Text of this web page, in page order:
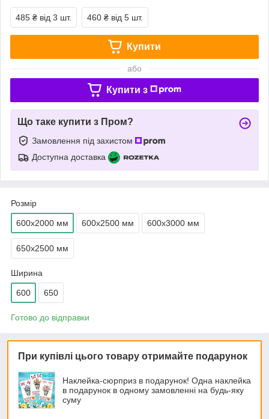
485 ₴ від 3 шт. 460 ₴ від 5 шт.
Купити
або
Купити з
Що таке купити з Пром?
Замовлення під захистом
Доступна доставка
Розмір
600х2000 мм 600х2500 мм 600х3000 мм
650х2500 мм
Ширина
600 650
Готово до відправки
При купівлі цього товару отримайте подарунок
Наклейка-сюрприз в подарунок! Одна наклейка
в подарунок в одному замовленні на будь-яку
суму